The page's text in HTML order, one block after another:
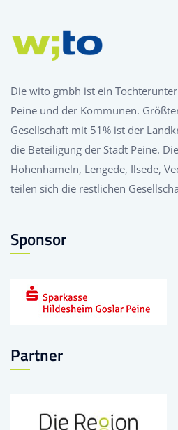
Die wito gmbh ist ein
Peine und der Kommunen.
Gesellschaft mit 51% ist der
die Beteiligung der Stadt Peine.
Hohenhameln, Lengede, Ilsede,
teilen sich die restlichen
Sponsor
Partner